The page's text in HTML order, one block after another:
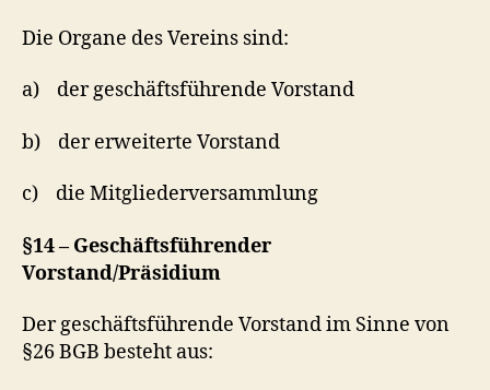
Die Organe des Vereins sind:
a) der geschäftsführende Vorstand
b) der erweiterte Vorstand
c) die Mitgliederversammlung
§14 – Geschäftsführender
Vorstand/Präsidium
Der geschäftsführende Vorstand im Sinne von
§26 BGB besteht aus: